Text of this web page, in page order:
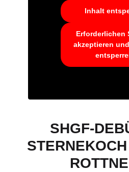
Inhalt
Erforderlichen
akzeptieren
SHGF-